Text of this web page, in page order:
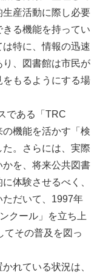
産活動に際し必要
る機能を持ってい
特に、情報の迅速
、図書館は市民が
もるようにする場
である「TRC
機能を活かす「検
。さらには、実際
を、将来公共図書
体験させるべく、
だいて、1997年
クール」を立ち上
てその普及を図っ
れている状況は、